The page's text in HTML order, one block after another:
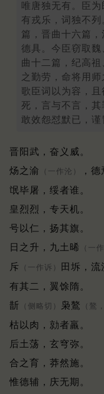
唯唐独无有。臣
有戎乐，词独不
篇，晋曲十六篇
德具。今臣窃取
曲十二篇，纪高
之勤劳，命将用
歌臣词以为容，
死，言与不言，
敢效怨怼默已，谨
晋阳武，奋义威。
炀之渝
（一作沦）
，德
氓毕屠，绥者谁。
皇烈烈，专天机。
号以仁，扬其旗。
日之升，九土晞
（一
斥
（一作诉）
田坼，流
有其二，翼馀隋。
斮 （侧略切） 枭鷔 （鷔
枯以肉，勍者羸。
后土荡，玄穹弥。
合之育，莽然施。
惟德辅，庆无期。